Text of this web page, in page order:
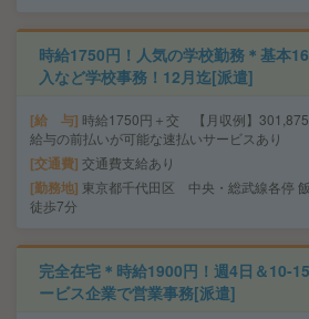
時給1750円！人気の学校勤務＊基本
入など学校事務！12月迄[派遣]
給 与 時給1750円＋交 【月収例】
給与の前払いが可能な速払いサービスあり
交通費 交通費支給あり
勤務地 東京都千代田区 中央・総武線各停
徒歩7分
完全在宅＊時給1900円！週4日＆10-
ービス企業で営業事務[派遣]